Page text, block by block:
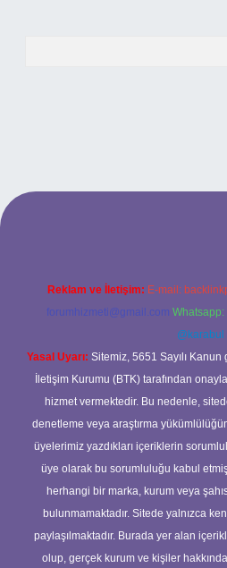
Reklam ve İletişim: E-mail:
forumhizmeti@gmail.com
@karabul
Yasal Uyarı: Sitemiz, 5651 Sayılı
İletişim Kurumu (BTK) tarafından
hizmet vermektedir. Bu nedenle,
denetleme veya araştırma
üyelerimiz yazdıkları içeriklerin
üye olarak bu sorumluluğu kabul
herhangi bir marka, kurum veya
bulunmamaktadır. Sitede yalnızca
paylaşılmaktadır. Burada yer alan
olup, gerçek kurum ve kişiler